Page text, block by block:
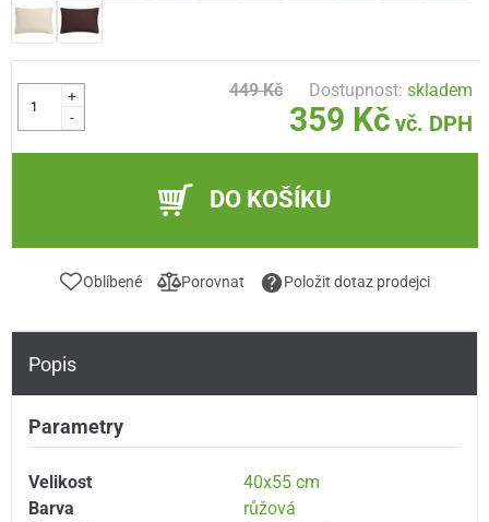
+
-
449 Kč Dostupnost:skladem
359 Kč vč. DPH
DO KOŠÍKU
Oblíbené Porovnat Položit dotaz prodejci
Popis
Parametry
Velikost
40x55 cm
Barva
růžová